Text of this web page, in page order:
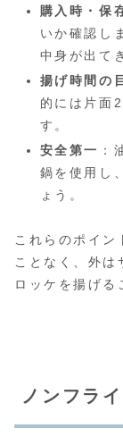
購入時・保
いか確認し
中身が出て
揚げ時間の
的には片面
す。
安全第一 ：
鍋を使用し
ょう。
これらのポイン
ことなく、外は
ロッケを揚げる
ノンフラ